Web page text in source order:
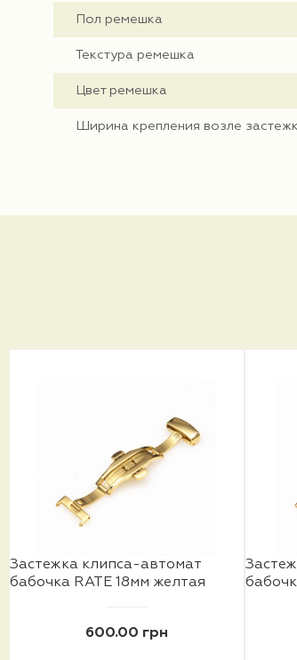
Пол ремешка
Текстура ремешка
Цвет ремешка
Ширина крепления возле
Застежка клипса-автомат
бабочка RATE 18мм желтая
600.00 грн